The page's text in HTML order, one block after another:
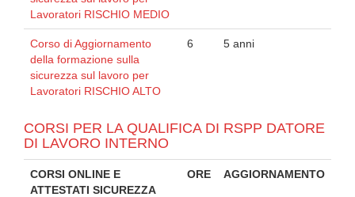
Lavoratori RISCHIO MEDIO
Corso di Aggiornamento
della formazione sulla
sicurezza sul lavoro per
Lavoratori RISCHIO ALTO
6 5 anni
CORSI PER LA QUALIFICA DI RSPP DATORE
DI LAVORO INTERNO
CORSI ONLINE E
ATTESTATI SICUREZZA
ORE AGGIORNAMENTO